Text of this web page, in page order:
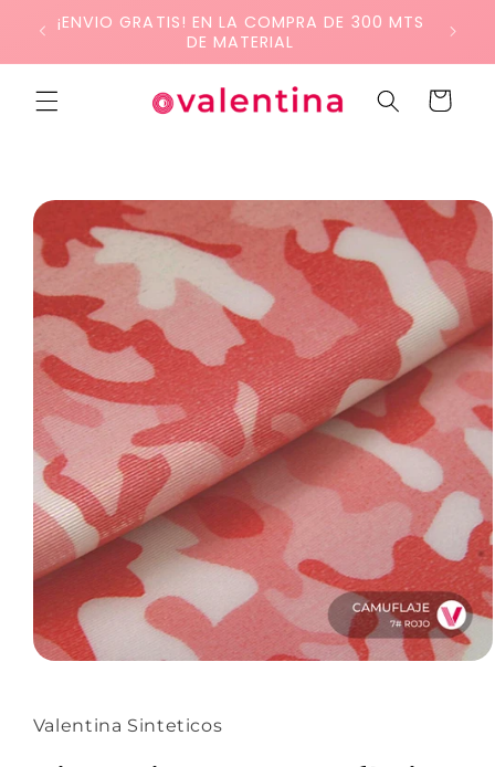
directamente
¡ENVIO GRATIS! EN LA COMPRA DE 300 MTS
DE MATERIAL
Carrito
directamente
a la
información
del producto
Valentina Sinteticos